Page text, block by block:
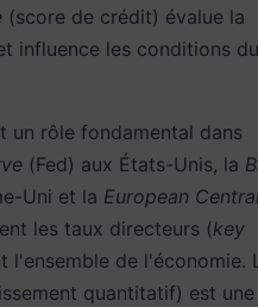
(score de crédit) évalue la
influence les conditions du
un rôle fondamental dans
(Fed) aux États-Unis, la
Uni et la European
les taux directeurs (key
l'ensemble de l'économie.
quantitatif) est une